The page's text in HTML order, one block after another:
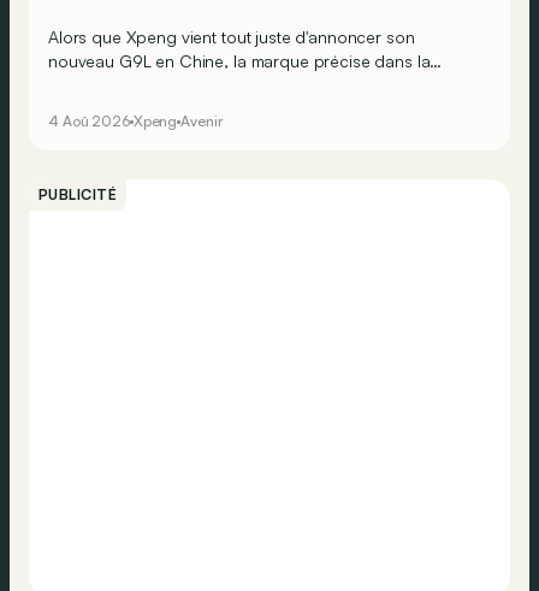
Alors que Xpeng vient tout juste d'annoncer son
nouveau G9L en Chine, la marque précise dans la
4 Aoû 2026 Xpeng Avenir
PUBLICITÉ